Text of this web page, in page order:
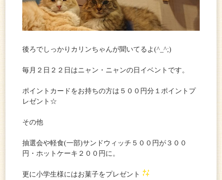
後ろでしっかりカリンちゃんが聞いてるよ(^_^;)
毎月２日２２日はニャン・ニャンの日イベントです。
ポイントカードをお持ちの方は５００円分１ポイントプ
レゼント☆
その他
抽選会や軽食(一部)サンドウィッチ５００円が３００
円・ホットケーキ２００円に。
更に小学生様にはお菓子をプレゼント